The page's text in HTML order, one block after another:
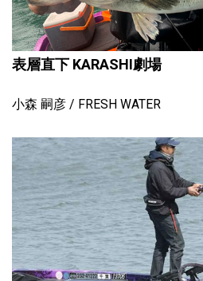
表層直下 KARASHI劇場
小森 嗣彦 FRESH WATER